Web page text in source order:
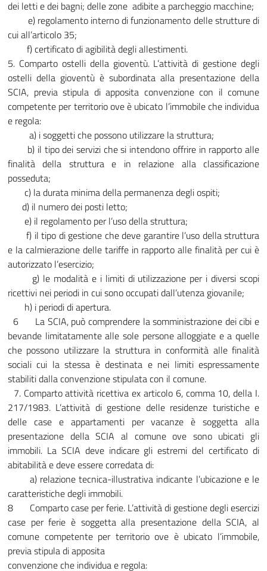
dei letti e dei bagni; delle zone adibite a parcheggio macchine;
e) regolamento interno di funzionamento delle strutture di
cui all’articolo 35;
f) certificato di agibilità degli allestimenti.
5. Comparto ostelli della gioventù. L’attività di gestione degli
ostelli della gioventù è subordinata alla presentazione della
SCIA, previa stipula di apposita convenzione con il comune
competente per territorio ove è ubicato l’immobile che individua
e regola:
a) i soggetti che possono utilizzare la struttura;
b) il tipo dei servizi che si intendono offrire in rapporto alle
finalità della struttura e in relazione alla classificazione
posseduta;
c) la durata minima della permanenza degli ospiti;
d) il numero dei posti letto;
e) il regolamento per l’uso della struttura;
f) il tipo di gestione che deve garantire l’uso della struttura
e la calmierazione delle tariffe in rapporto alle finalità per cui è
autorizzato l’esercizio;
g) le modalità e i limiti di utilizzazione per i diversi scopi
ricettivi nei periodi in cui sono occupati dall’utenza giovanile;
h) i periodi di apertura.
6 La SCIA, può comprendere la somministrazione dei cibi e
bevande limitatamente alle sole persone alloggiate e a quelle
che possono utilizzare la struttura in conformità alle finalità
sociali cui la stessa è destinata e nei limiti espressamente
stabiliti dalla convenzione stipulata con il comune.
7. Comparto attività ricettiva ex articolo 6, comma 10, della I.
217/1983. L’attività di gestione delle residenze turistiche e
delle case e appartamenti per vacanze è soggetta alla
presentazione della SCIA al comune ove sono ubicati gli
immobili. La SCIA deve indicare gli estremi del certificato di
abitabilità e deve essere corredata di:
a) relazione tecnica-illustrativa indicante l’ubicazione e le
caratteristiche degli immobili.
8 Comparto case per ferie. L’attività di gestione degli esercizi
case per ferie è soggetta alla presentazione della SCIA, al
comune competente per territorio ove è ubicato l’immobile,
previa stipula di apposita
convenzione che individua e regola: